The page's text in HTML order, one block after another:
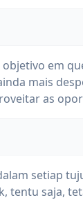
em
mais
as
setiap
tentu saja,